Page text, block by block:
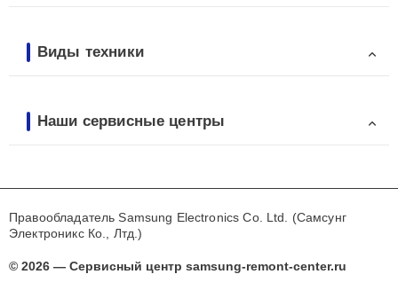
Виды техники
Наши сервисные центры
Правообладатель Samsung Electronics Co. Ltd. (Самсунг
Электроникс Ко., Лтд.)
© 2026 — Сервисный центр samsung-remont-center.ru